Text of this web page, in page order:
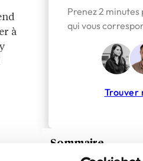
à
Prenez 2
qui vous
Trouver
Sommaire